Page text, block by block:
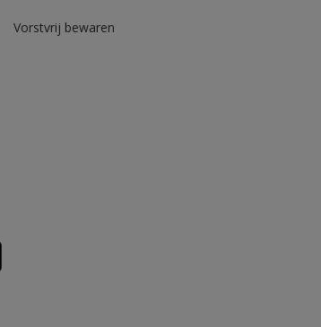
Vorstvrij bewaren